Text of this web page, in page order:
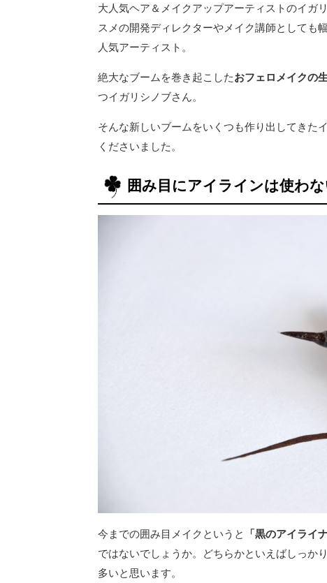
大人気ヘア＆メイクアップアーティストのイガ
スメの開発ディレクターやメイク講師としても
人気アーティスト。
絶大なブームを巻き起こしたおフェロメイクの
つイガリシノブさん。
そんな新しいブームをいくつも作り出してきた
くださいました。
囲み目にアイラインは使わ
今までの囲み目メイクというと 「黒のアイライ
ではないでしょうか。どちらかといえばしっか
多いと思います。